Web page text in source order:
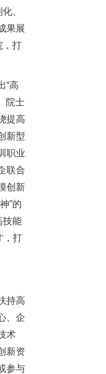
、
果展
，打
“高
院士
提高
新型
职业
联合
创新
”的
技能
，打
持高
、企
术
新资
参与